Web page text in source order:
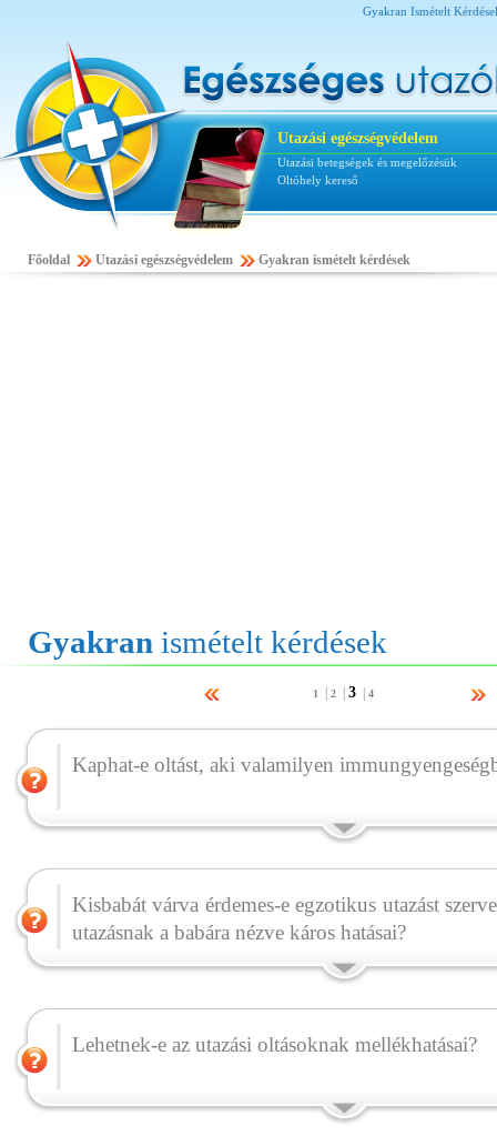
Gyakran Ismételt
Utazási egészségvédelem
Utazási betegségek és megelőzésük
Oltóhely kereső
Főoldal Utazási egészségvédelem Gyakran ismételt kérdések
Gyakran ismételt kérdések
1 |2 |3 |4
Kaphat-e oltást, aki valamilyen
Kisbabát várva érdemes-e egzotikus utazást
utazásnak a babára nézve káros hatásai?
Lehetnek-e az utazási oltásoknak mellékhatásai?